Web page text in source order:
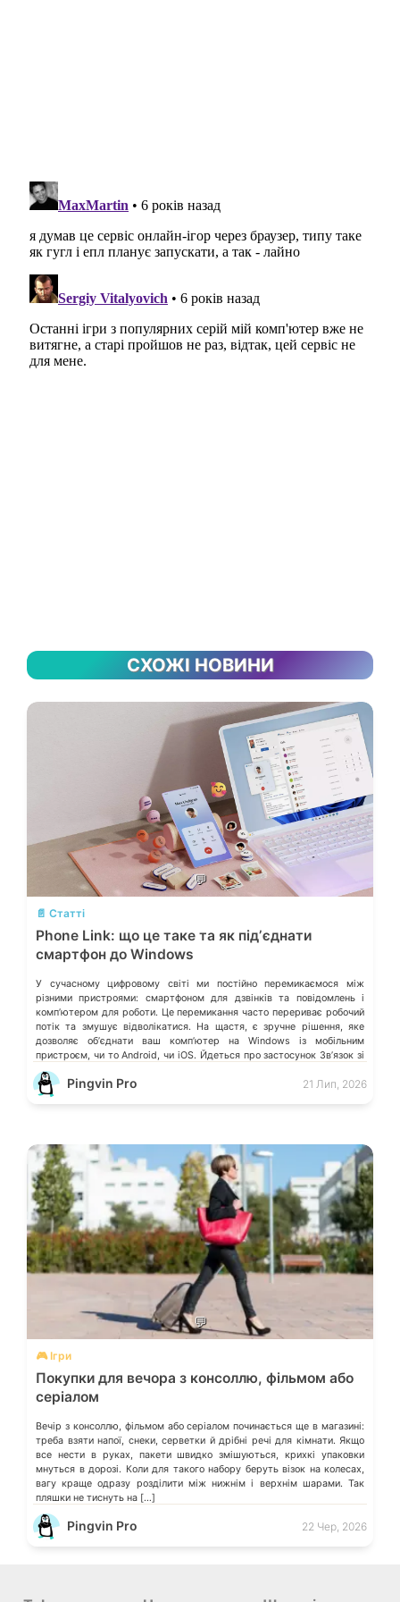
СХОЖІ НОВИНИ
💬
📄 Статті
Phone Link: що це таке та як підʼєднати
смартфон до Windows
У сучасному цифровому світі ми постійно перемикаємося між
різними пристроями: смартфоном для дзвінків та повідомлень і
компʼютером для роботи. Це перемикання часто перериває робочий
потік та змушує відволікатися. На щастя, є зручне рішення, яке
дозволяє обʼєднати ваш компʼютер на Windows із мобільним
пристроєм, чи то Android, чи iOS. Йдеться про застосунок Звʼязок зі
смартфоном (Phone Link) від Microsoft, що перетворює ваш ПК на
своєрідний «міст» до функцій смартфона.
Pingvin Pro 21 Лип, 2026
💬
🎮 Ігри
Покупки для вечора з консоллю, фільмом або
серіалом
Вечір з консоллю, фільмом або серіалом починається ще в магазині:
треба взяти напої, снеки, серветки й дрібні речі для кімнати. Якщо
все нести в руках, пакети швидко змішуються, крихкі упаковки
мнуться в дорозі. Коли для такого набору беруть візок на колесах,
вагу краще одразу розділити між нижнім і верхнім шарами. Так
пляшки не тиснуть на […]
Pingvin Pro 22 Чер, 2026